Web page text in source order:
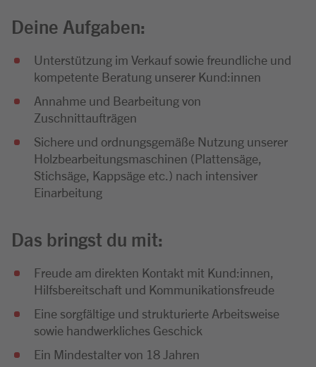
Deine Aufgaben:
Unterstützung im Verkauf sowie freundliche und
kompetente Beratung unserer Kund:innen
Annahme und Bearbeitung von
Zuschnittaufträgen
Sichere und ordnungsgemäße Nutzung unserer
Holzbearbeitungsmaschinen (Plattensäge,
Stichsäge, Kappsäge etc.) nach intensiver
Einarbeitung
Das bringst du mit:
Freude am direkten Kontakt mit Kund:innen,
Hilfsbereitschaft und Kommunikationsfreude
Eine sorgfältige und strukturierte Arbeitsweise
sowie handwerkliches Geschick
Ein Mindestalter von 18 Jahren